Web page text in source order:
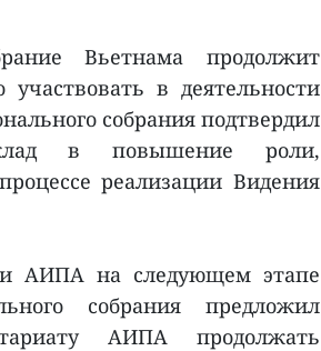
Вьетнама продолжит
в деятельности
собрания подтвердил
в повышение роли,
реализации Видения
АИПА на следующем этапе
собрания предложил
АИПА продолжать